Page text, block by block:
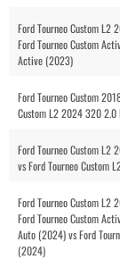
Ford Tourneo Custom
Ford Tourneo Custom
Active (2023)
Ford Tourneo Custom
Custom L2 2024 320 2.0
Ford Tourneo Custom L2
vs Ford Tourneo Custom
Ford Tourneo Custom
Ford Tourneo Custom
Auto (2024) vs Ford
(2024)